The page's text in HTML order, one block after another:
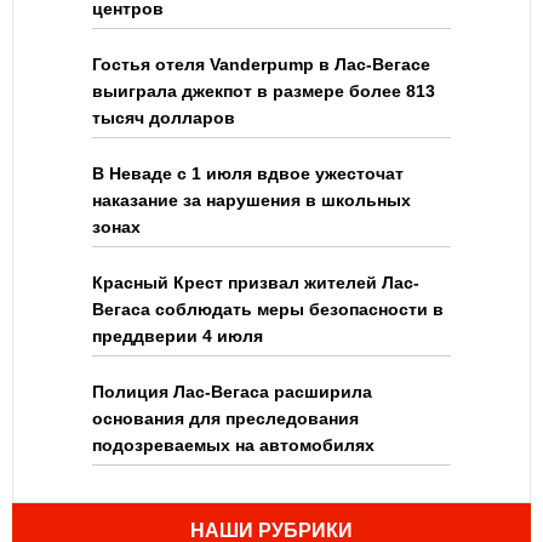
центров
Гостья отеля Vanderpump в Лас-Вегасе
выиграла джекпот в размере более 813
тысяч долларов
В Неваде с 1 июля вдвое ужесточат
наказание за нарушения в школьных
зонах
Красный Крест призвал жителей Лас-
Вегаса соблюдать меры безопасности в
преддверии 4 июля
Полиция Лас-Вегаса расширила
основания для преследования
подозреваемых на автомобилях
НАШИ РУБРИКИ